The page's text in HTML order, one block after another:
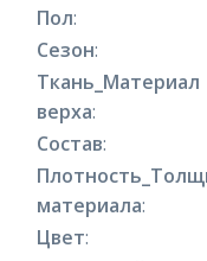
Пол:
Сезон:
Ткань_Материал
верха:
Состав:
материала:
Цвет: